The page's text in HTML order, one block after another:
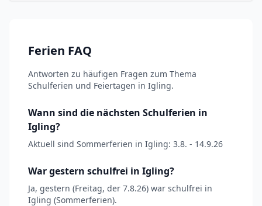
Ferien FAQ
Antworten zu häufigen Fragen zum Thema
Schulferien und Feiertagen in Igling.
Wann sind die nächsten Schulferien in
Igling?
Aktuell sind Sommerferien in Igling: 3.8. - 14.9.26
War gestern schulfrei in Igling?
Ja, gestern (Freitag, der 7.8.26) war schulfrei in
Igling (Sommerferien).